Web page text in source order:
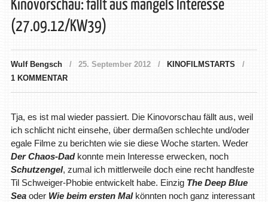
Kinovorschau: fällt aus mangels Interesse
(27.09.12/KW39)
Wulf Bengsch 25. September 2012
KINOFILMSTARTS
1 KOMMENTAR
Tja, es ist mal wieder passiert. Die Kinovorschau fällt aus, weil
ich schlicht nicht einsehe, über dermaßen schlechte und/oder
egale Filme zu berichten wie sie diese Woche starten. Weder
Der Chaos-Dadkonnte mein Interesse erwecken, noch
Schutzengel, zumal ich mittlerweile doch eine recht handfeste
Til Schweiger-Phobie entwickelt habe. Einzig The Deep Blue
Seaoder Wie beim ersten Malkönnten noch ganz interessant